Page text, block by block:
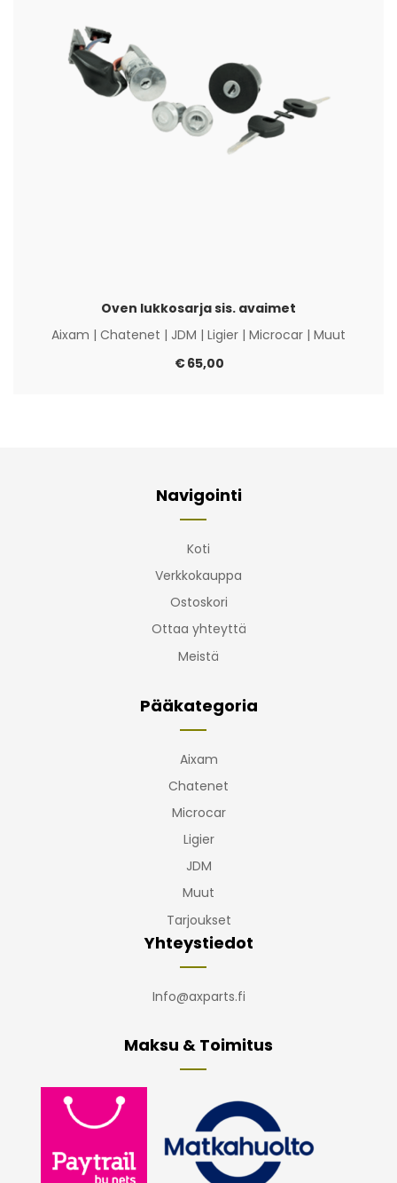
Oven lukkosarja sis. avaimet
Aixam | Chatenet | JDM | Ligier | Microcar | Muut
€65,00
Navigointi
Koti
Verkkokauppa
Ostoskori
Ottaa yhteyttä
Meistä
Pääkategoria
Aixam
Chatenet
Microcar
Ligier
JDM
Muut
Tarjoukset
Yhteystiedot
Info@axparts.fi
Maksu & Toimitus